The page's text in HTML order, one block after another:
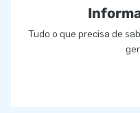
Tudo o que precisa de